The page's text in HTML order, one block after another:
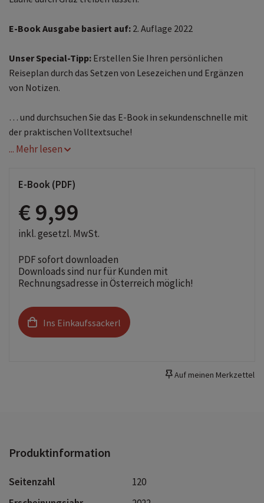
E-Book Ausgabe basiert auf: 2. Auflage 2022
Unser Special-Tipp: Erstellen Sie Ihren persönlichen
Reiseplan durch das Setzen von Lesezeichen und Ergänzen
von Notizen.
… und durchsuchen Sie das E-Book in sekundenschnelle mit
der praktischen Volltextsuche!
... Mehr lesen
E-Book (PDF)
€ 9,99
inkl. gesetzl. MwSt.
PDF sofort downloaden
Downloads sind nur für Kunden mit
Rechnungsadresse in Österreich möglich!
Ins Einkaufssackerl
Auf meinen Merkzettel
Produktinformation
Seitenzahl
120